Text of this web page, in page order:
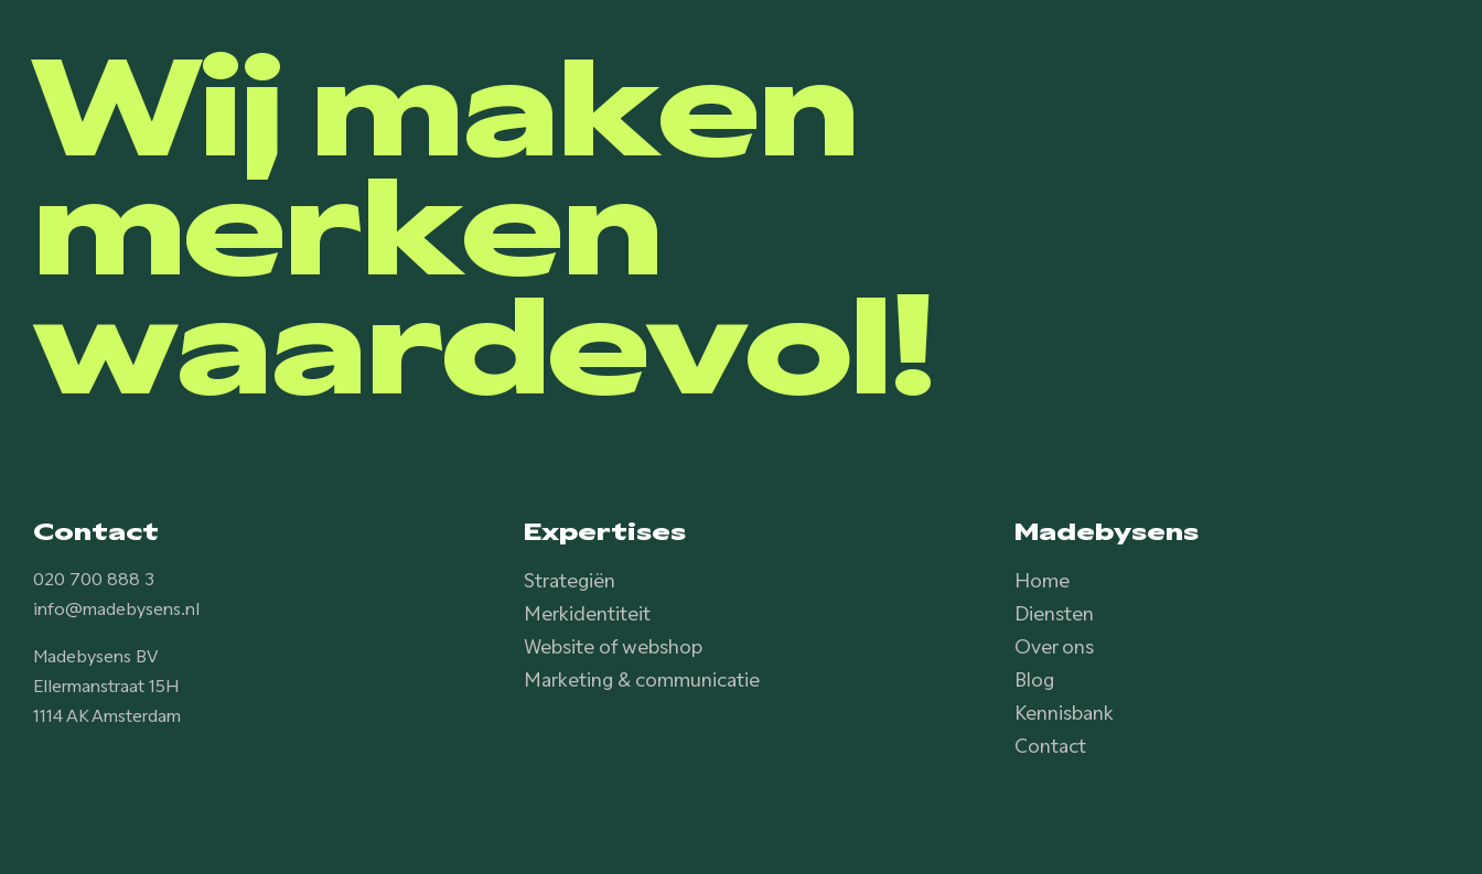
Wij maken
merken
waardevol!
Contact
020 700 888 3
info@madebysens.nl
Madebysens BV
Ellermanstraat 15H
1114 AK Amsterdam
Expertises
Strategiën
Merkidentiteit
Website of webshop
Marketing & communicatie
Madebysens
Home
Diensten
Over ons
Blog
Kennisbank
Contact